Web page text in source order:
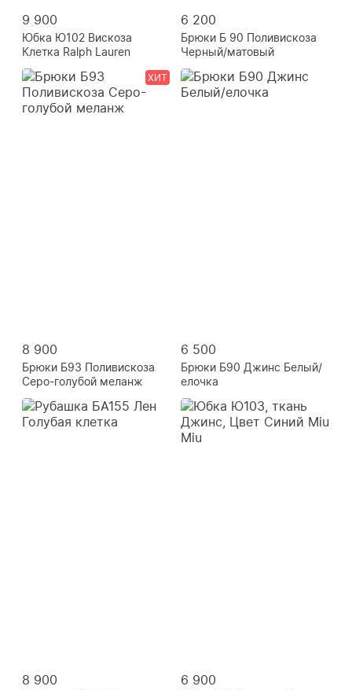
9 900
Юбка Ю102 Вискоза
Клетка Ralph Lauren
6 200
Брюки Б 90 Поливискоза
Черный/матовый
8 900
Брюки Б93 Поливискоза
Серо-голубой меланж
ХИТ
6 500
Брюки Б90 Джинс Белый/
елочка
8 900 6 900